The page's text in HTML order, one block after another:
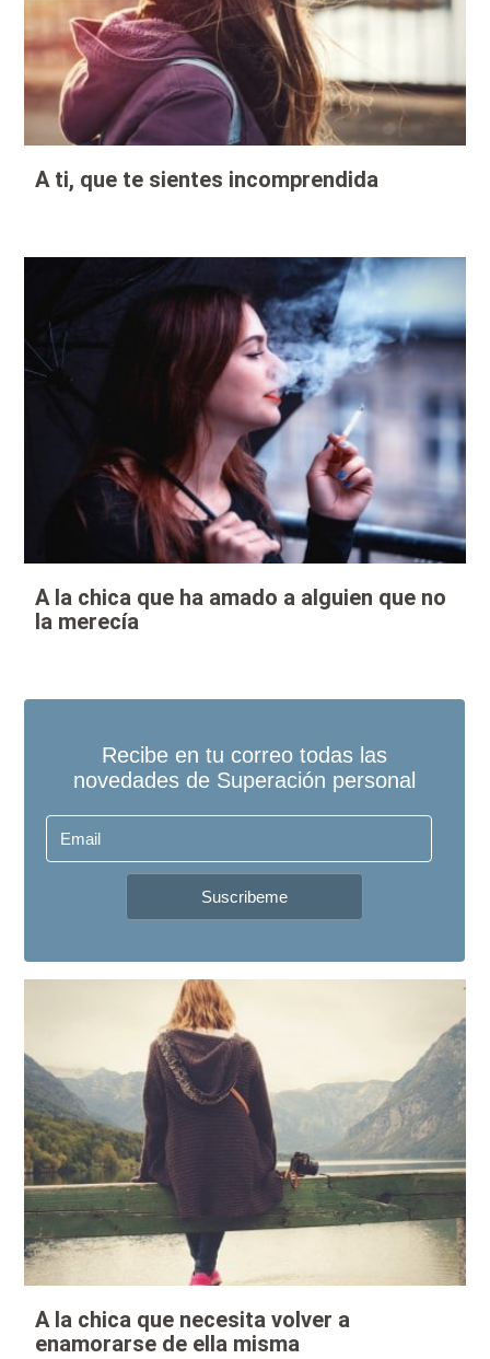
A ti, que te sientes incomprendida
A la chica que ha amado a alguien que no
la merecía
A la chica que necesita volver a
enamorarse de ella misma